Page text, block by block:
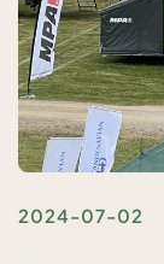
2024-07-02